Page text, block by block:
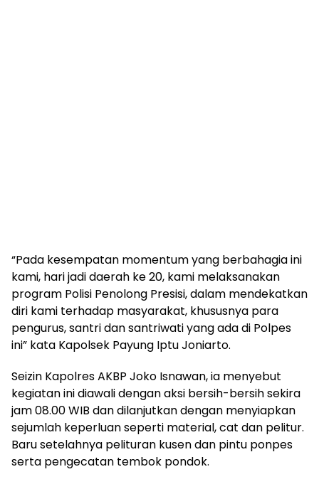
“Pada kesempatan momentum yang berbahagia ini
kami, hari jadi daerah ke 20, kami melaksanakan
program Polisi Penolong Presisi, dalam mendekatkan
diri kami terhadap masyarakat, khususnya para
pengurus, santri dan santriwati yang ada di Polpes
ini” kata Kapolsek Payung Iptu Joniarto.
Seizin Kapolres AKBP Joko Isnawan, ia menyebut
kegiatan ini diawali dengan aksi bersih-bersih sekira
jam 08.00 WIB dan dilanjutkan dengan menyiapkan
sejumlah keperluan seperti material, cat dan pelitur.
Baru setelahnya pelituran kusen dan pintu ponpes
serta pengecatan tembok pondok.